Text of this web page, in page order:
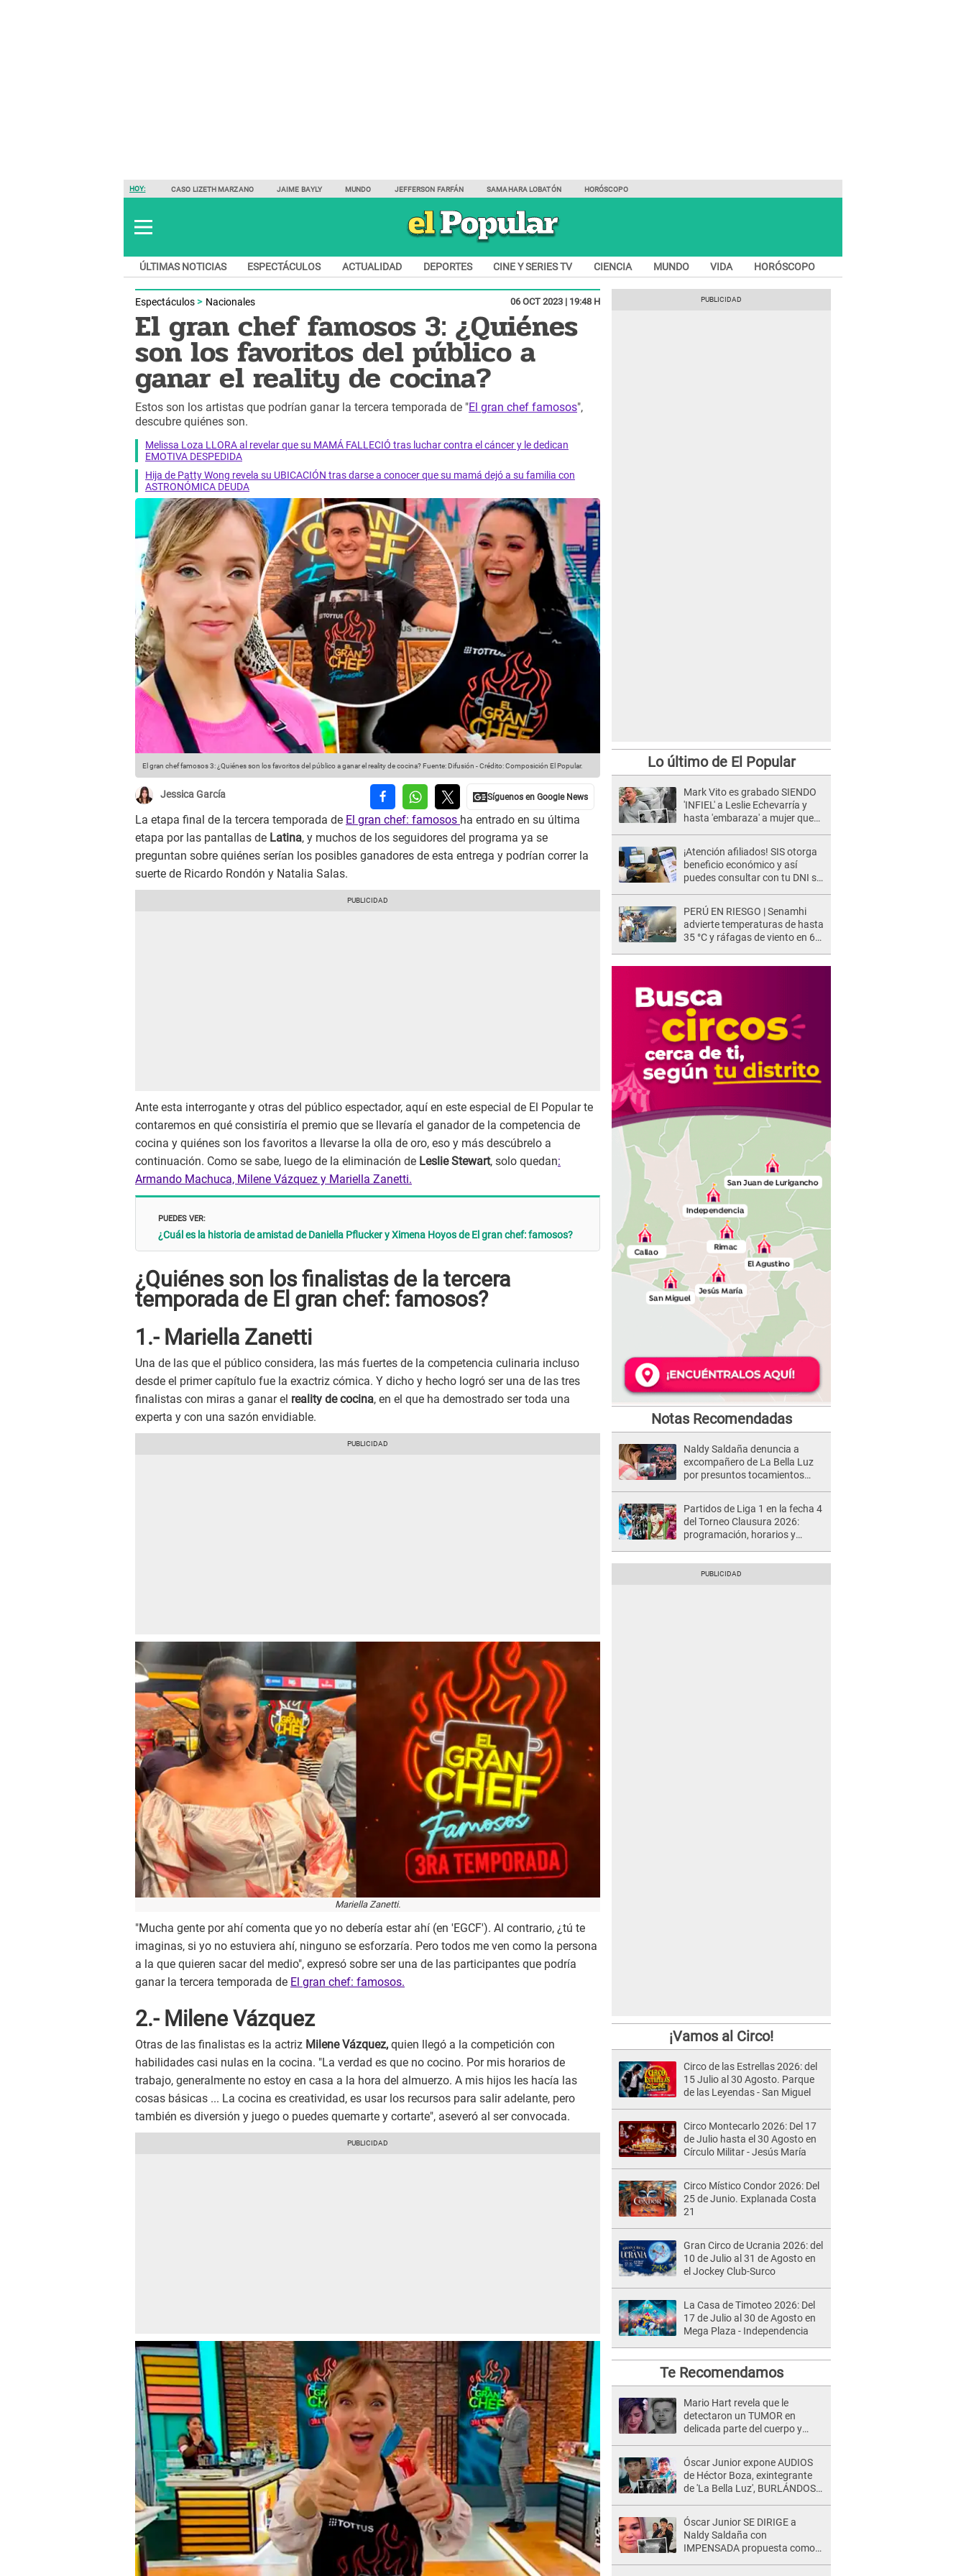
HOY: CASO LIZETH MARZANO JAIME BAYLY MUNDO JEFFERSON FARFÁN SAMAHARA LOBATÓN HORÓSCOPO
ÚLTIMAS NOTICIAS ESPECTÁCULOS ACTUALIDAD DEPORTES CINE Y SERIES TV CIENCIA MUNDO VIDA HORÓSCOPO
Espectáculos Nacionales 06 OCT 2023 | 19:48 H
El gran chef famosos 3: ¿Quiénes
son los favoritos del público a
ganar el reality de cocina?
Estos son los artistas que podrían ganar la tercera temporada de "El gran chef famosos",
descubre quiénes son.
Melissa Loza LLORA al revelar que su MAMÁ FALLECIÓ tras luchar contra el cáncer y le dedican
EMOTIVA DESPEDIDA
Hija de Patty Wong revela su UBICACIÓN tras darse a conocer que su mamá dejó a su familia con
ASTRONÓMICA DEUDA
El gran chef famosos 3: ¿Quiénes son los favoritos del público a ganar el reality de cocina? Fuente: Difusión -Crédito: Composición El Popular.
Jessica García
La etapa final de la tercera temporada de El gran chef: famosos ha entrado en su última
etapa por las pantallas de Latina, y muchos de los seguidores del programa ya se
preguntan sobre quiénes serían los posibles ganadores de esta entrega y podrían correr la
suerte de Ricardo Rondón y Natalia Salas.
Ante esta interrogante y otras del público espectador, aquí en este especial de El Popular te
contaremos en qué consistiría el premio que se llevaría el ganador de la competencia de
cocina y quiénes son los favoritos a llevarse la olla de oro, eso y más descúbrelo a
continuación. Como se sabe, luego de la eliminación de Leslie Stewart, solo quedan:
Armando Machuca, Milene Vázquez y Mariella Zanetti.
PUEDES VER:
¿Cuál es la historia de amistad de Daniella Pflucker y Ximena Hoyos de El gran chef: famosos?
¿Quiénes son los finalistas de la tercera
temporada de El gran chef: famosos?
1.- Mariella Zanetti
Una de las que el público considera, las más fuertes de la competencia culinaria incluso
desde el primer capítulo fue la exactriz cómica. Y dicho y hecho logró ser una de las tres
finalistas con miras a ganar el reality de cocina, en el que ha demostrado ser toda una
experta y con una sazón envidiable.
Mariella Zanetti.
"Mucha gente por ahí comenta que yo no debería estar ahí (en 'EGCF'). Al contrario, ¿tú te
imaginas, si yo no estuviera ahí, ninguno se esforzaría. Pero todos me ven como la persona
a la que quieren sacar del medio", expresó sobre ser una de las participantes que podría
ganar la tercera temporada de El gran chef: famosos.
2.- Milene Vázquez
Otras de las finalistas es la actriz Milene Vázquez, quien llegó a la competición con
habilidades casi nulas en la cocina. "La verdad es que no cocino. Por mis horarios de
trabajo, generalmente no estoy en casa a la hora del almuerzo. A mis hijos les hacía las
cosas básicas ... La cocina es creatividad, es usar los recursos para salir adelante, pero
también es diversión y juego o puedes quemarte y cortarte", aseveró al ser convocada.
Lo último de El Popular
Mark Vito es grabado SIENDO
'INFIEL' a Leslie Echevarría y
hasta 'embaraza' a mujer que
¡Atención afiliados! SIS otorga
beneficio económico y así
puedes consultar con tu DNI si
PERÚ EN RIESGO | Senamhi
advierte temperaturas de hasta
35 °C y ráfagas de viento en 6
Notas Recomendadas
Naldy Saldaña denuncia a
excompañero de La Bella Luz
por presuntos tocamientos
Partidos de Liga 1 en la fecha 4
del Torneo Clausura 2026:
programación, horarios y
¡Vamos al Circo!
Circo de las Estrellas 2026: del
15 Julio al 30 Agosto. Parque
de las Leyendas - San Miguel
Circo Montecarlo 2026: Del 17
de Julio hasta el 30 Agosto en
Círculo Militar - Jesús María
Circo Místico Condor 2026: Del
25 de Junio. Explanada Costa
21
Gran Circo de Ucrania 2026: del
10 de Julio al 31 de Agosto en
el Jockey Club-Surco
La Casa de Timoteo 2026: Del
17 de Julio al 30 de Agosto en
Mega Plaza - Independencia
Te Recomendamos
Mario Hart revela que le
detectaron un TUMOR en
delicada parte del cuerpo y
muy fuertes..."
Óscar Junior expone AUDIOS
de Héctor Boza, exintegrante
de 'La Bella Luz', BURLÁNDOSE
de maltrato: "Grábame..."
Óscar Junior SE DIRIGE a
Naldy Saldaña con
IMPENSADA propuesta como